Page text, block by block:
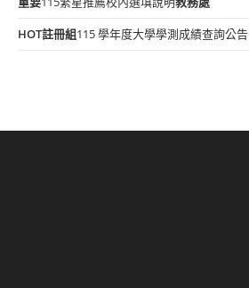
HOT註冊組115 學年度大學學測成績查詢公告